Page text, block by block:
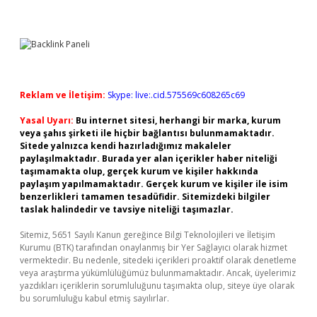
Reklam ve İletişim: Skype: live:.cid.575569c608265c69
Yasal Uyarı: Bu internet sitesi, herhangi bir marka, kurum
veya şahıs şirketi ile hiçbir bağlantısı bulunmamaktadır.
Sitede yalnızca kendi hazırladığımız makaleler
paylaşılmaktadır. Burada yer alan içerikler haber niteliği
taşımamakta olup, gerçek kurum ve kişiler hakkında
paylaşım yapılmamaktadır. Gerçek kurum ve kişiler ile isim
benzerlikleri tamamen tesadüfidir. Sitemizdeki bilgiler
taslak halindedir ve tavsiye niteliği taşımazlar.
Sitemiz, 5651 Sayılı Kanun gereğince Bilgi Teknolojileri ve İletişim
Kurumu (BTK) tarafından onaylanmış bir Yer Sağlayıcı olarak hizmet
vermektedir. Bu nedenle, sitedeki içerikleri proaktif olarak denetleme
veya araştırma yükümlülüğümüz bulunmamaktadır. Ancak, üyelerimiz
yazdıkları içeriklerin sorumluluğunu taşımakta olup, siteye üye olarak
bu sorumluluğu kabul etmiş sayılırlar.